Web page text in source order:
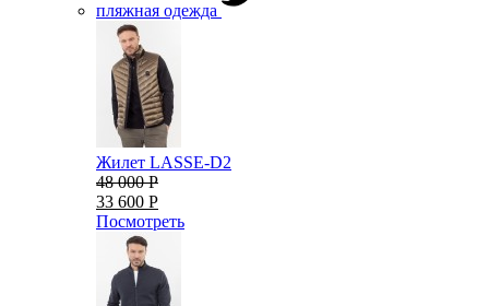
пляжная одежда
Жилет LASSE-D2
48 000 Р
33 600 Р
Посмотреть